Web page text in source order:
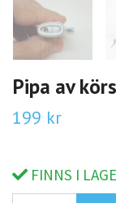
Pipa av
199 kr
FINNS I